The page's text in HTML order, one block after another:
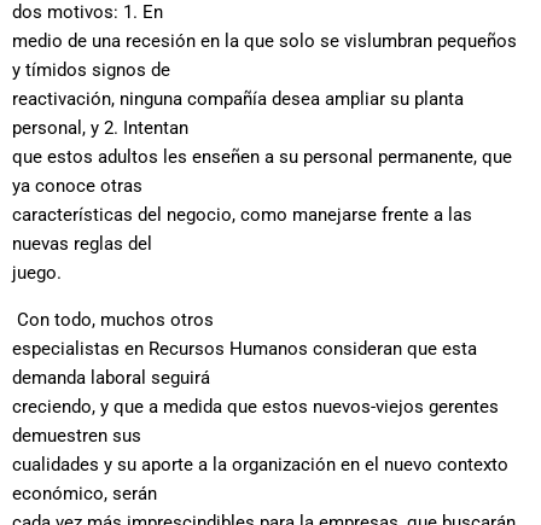
dos motivos: 1. En
medio de una recesión en la que solo se vislumbran pequeños
y tímidos signos de
reactivación, ninguna compañía desea ampliar su planta
personal, y 2. Intentan
que estos adultos les enseñen a su personal permanente, que
ya conoce otras
características del negocio, como manejarse frente a las
nuevas reglas del
juego.
Con todo, muchos otros
especialistas en Recursos Humanos consideran que esta
demanda laboral seguirá
creciendo, y que a medida que estos nuevos-viejos gerentes
demuestren sus
cualidades y su aporte a la organización en el nuevo contexto
económico, serán